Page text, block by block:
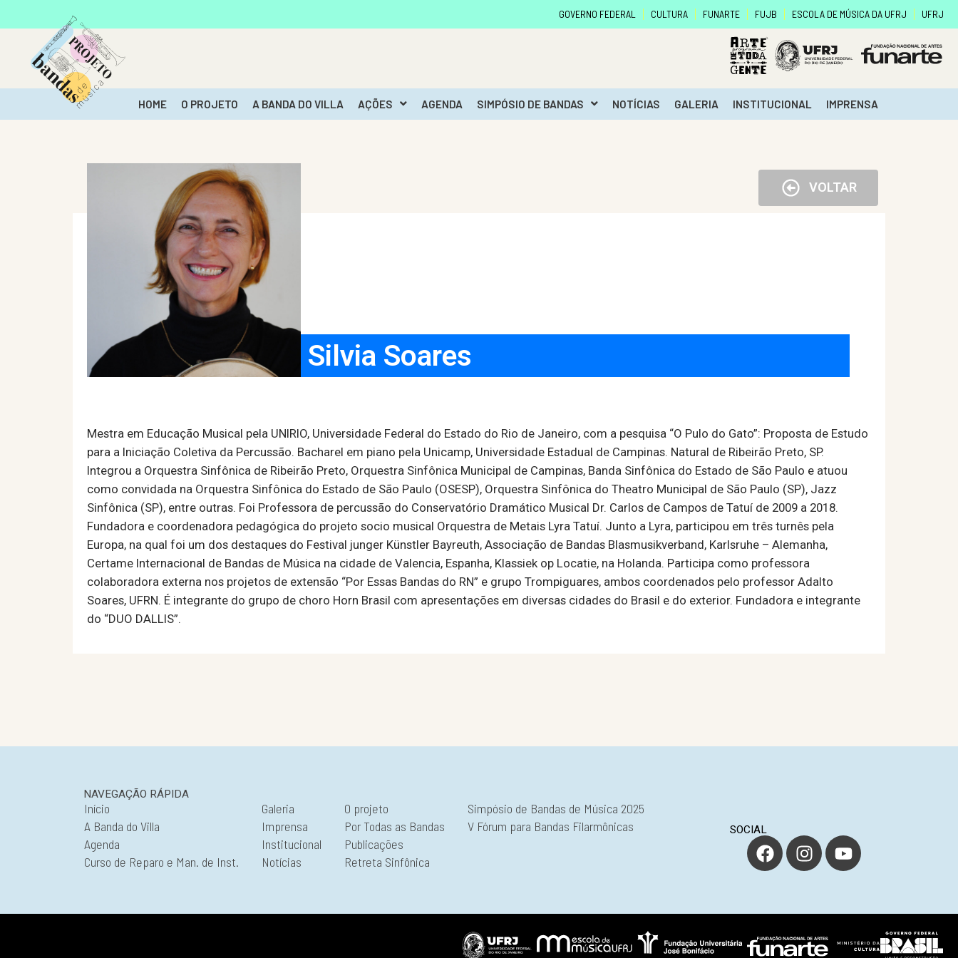
GOVERNO FEDERAL CULTURA FUNARTE FUJB ESCOLA DE MÚSICA DA UFRJ UFRJ
HOME O PROJETO A BANDA DO VILLA AÇÕES AGENDA SIMPÓSIO DE BANDAS NOTÍCIAS GALERIA INSTITUCIONAL IMPRENSA
VOLTAR
Silvia Soares
Mestra em Educação Musical pela UNIRIO, Universidade Federal do Estado do Rio de Janeiro, com a pesquisa “O Pulo do Gato”: Proposta de Estudo
para a Iniciação Coletiva da Percussão. Bacharel em piano pela Unicamp, Universidade Estadual de Campinas. Natural de Ribeirão Preto, SP.
Integrou a Orquestra Sinfônica de Ribeirão Preto, Orquestra Sinfônica Municipal de Campinas, Banda Sinfônica do Estado de São Paulo e atuou
como convidada na Orquestra Sinfônica do Estado de São Paulo (OSESP), Orquestra Sinfônica do Theatro Municipal de São Paulo (SP), Jazz
Sinfônica (SP), entre outras. Foi Professora de percussão do Conservatório Dramático Musical Dr. Carlos de Campos de Tatuí de 2009 a 2018.
Fundadora e coordenadora pedagógica do projeto socio musical Orquestra de Metais Lyra Tatuí. Junto a Lyra, participou em três turnês pela
Europa, na qual foi um dos destaques do Festival junger Künstler Bayreuth, Associação de Bandas Blasmusikverband, Karlsruhe – Alemanha,
Certame Internacional de Bandas de Música na cidade de Valencia, Espanha, Klassiek op Locatie, na Holanda. Participa como professora
colaboradora externa nos projetos de extensão “Por Essas Bandas do RN” e grupo Trompiguares, ambos coordenados pelo professor Adalto
Soares, UFRN. É integrante do grupo de choro Horn Brasil com apresentações em diversas cidades do Brasil e do exterior. Fundadora e integrante
do “DUO DALLIS”.
NAVEGAÇÃO RÁPIDA
Início
A Banda do Villa
Agenda
Curso de Reparo e Man. de Inst.
Galeria
Imprensa
Institucional
Notícias
O projeto
Por Todas as Bandas
Publicações
Retreta Sinfônica
Simpósio de Bandas de Música 2025
V Fórum para Bandas Filarmônicas
SOCIAL